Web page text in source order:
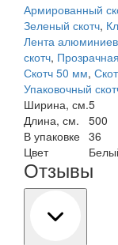
Армированный
Зеленый скотч,
Лента
скотч,
Скотч 50 мм,
Упаковочный
Ширина, см.5
Длина, см.
500
В упаковке 36
Цвет
Отзывы